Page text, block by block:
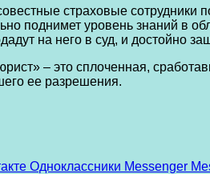
страховые сотрудники
поднимет уровень знаний в
на него в суд, и достойно
– это сплоченная,
ее разрешения.
Одноклассники Messenger